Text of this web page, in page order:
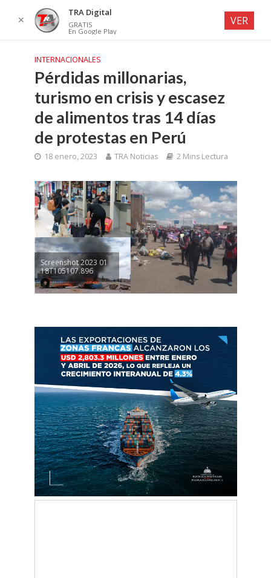
INTERNACIONALES
Pérdidas millonarias,
turismo en crisis y escasez
de alimentos tras 14 días
de protestas en Perú
18 enero, 2023 TRA Noticias 2 Mins Lectura
Screenshot 2023 01
18T105107.896
✕
TRA Digital
GRATIS
En Google Play
VER